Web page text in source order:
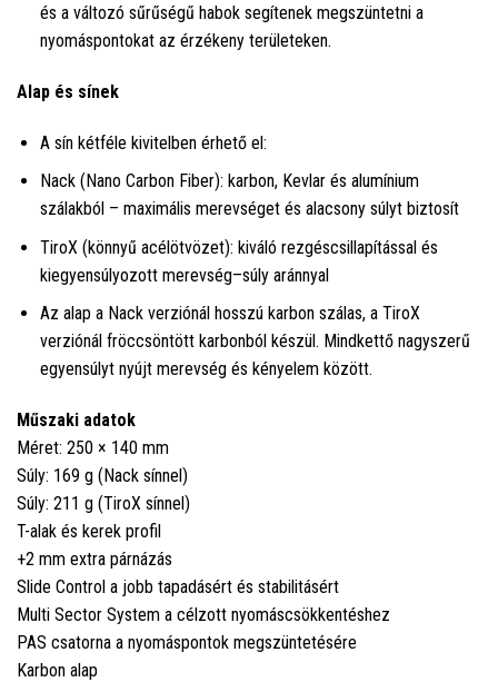
és a változó sűrűségű habok segítenek megszüntetni a
nyomáspontokat az érzékeny területeken.
Alap és sínek
A sín kétféle kivitelben érhető el:
Nack (Nano Carbon Fiber): karbon, Kevlar és alumínium
szálakból – maximális merevséget és alacsony súlyt biztosít
TiroX (könnyű acélötvözet): kiváló rezgéscsillapítással és
kiegyensúlyozott merevség–súly aránnyal
Az alap a Nack verziónál hosszú karbon szálas, a TiroX
verziónál fröccsöntött karbonból készül. Mindkettő nagyszerű
egyensúlyt nyújt merevség és kényelem között.
Műszaki adatok
Méret: 250 × 140 mm
Súly: 169 g (Nack sínnel)
Súly: 211 g (TiroX sínnel)
T-alak és kerek profil
+2 mm extra párnázás
Slide Control a jobb tapadásért és stabilitásért
Multi Sector System a célzott nyomáscsökkentéshez
PAS csatorna a nyomáspontok megszüntetésére
Karbon alap